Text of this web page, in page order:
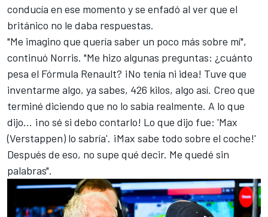
conducía en ese momento y se enfadó al ver que el
británico no le daba respuestas.
"Me imagino que quería saber un poco más sobre mí",
continuó Norris. "Me hizo algunas preguntas: ¿cuánto
pesa el Fórmula Renault? ¡No tenía ni idea! Tuve que
inventarme algo, ya sabes, 426 kilos, algo así. Creo que
terminé diciendo que no lo sabía realmente. A lo que
dijo... ¡no sé si debo contarlo! Lo que dijo fue: 'Max
(Verstappen) lo sabría'. ¡Max sabe todo sobre el coche!'
Después de eso, no supe qué decir. Me quedé sin
palabras".